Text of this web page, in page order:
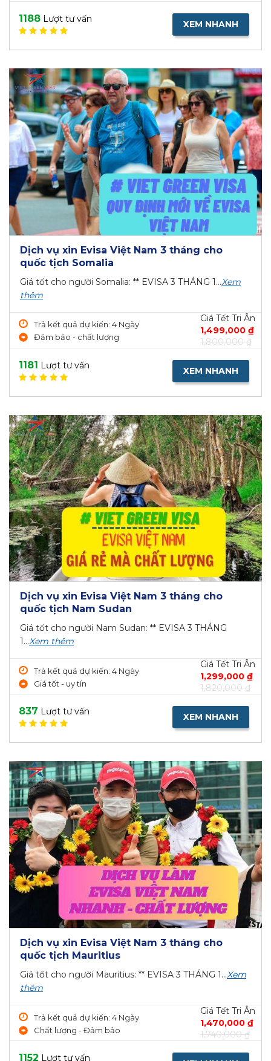
1188 Lượt tư vấn XEM NHANH
Dịch vụ xin Evisa Việt Nam 3 tháng cho
quốc tịch Somalia
Giá tốt cho người Somalia: ** EVISA 3 THÁNG 1...Xem
thêm
Trả kết quả dự kiến: 4 Ngày
Đảm bảo - chất lượng
Giá Tết Tri Ân
1,499,000 ₫
1,800,000 ₫
1181 Lượt tư vấn XEM NHANH
Dịch vụ xin Evisa Việt Nam 3 tháng cho
quốc tịch Nam Sudan
Giá tốt cho người Nam Sudan: ** EVISA 3 THÁNG
1...Xem thêm
Trả kết quả dự kiến: 4 Ngày
Giá tốt - uy tín
Giá Tết Tri Ân
1,299,000 ₫
1,820,000 ₫
837 Lượt tư vấn XEM NHANH
Dịch vụ xin Evisa Việt Nam 3 tháng cho
quốc tịch Mauritius
Giá tốt cho người Mauritius: ** EVISA 3 THÁNG 1...Xem
thêm
Trả kết quả dự kiến: 4 Ngày
Chất lượng - Đảm bảo
Giá Tết Tri Ân
1,470,000 ₫
1,740,000 ₫
1152 Lượt tư vấn